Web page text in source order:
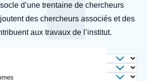
socle d’une trentaine de chercheurs
des chercheurs associés et des
aux travaux de l’institut.